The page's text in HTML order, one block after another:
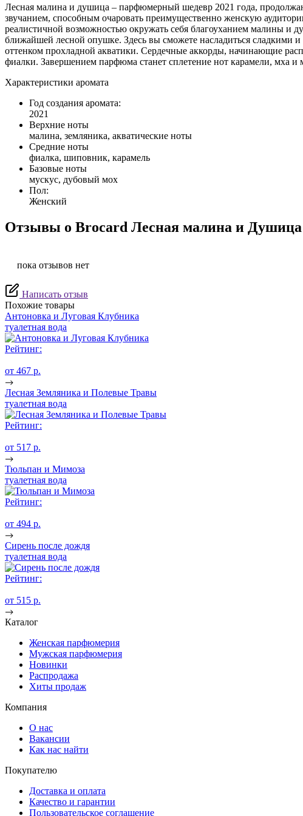
Лесная малина и душица – парфюмерный шедевр 2021 года,
звучанием, способным очаровать преимущественно женскую
реалистичной возможностью окружать себя благоуханием малины и
ближайшей лесной опушке. Здесь вы сможете насладиться
оттенком прохладной акватики. Сердечные аккорды, начинающие
фиалки. Завершением парфюма станет сплетение нот карамели, мха и
Характеристики аромата
Год создания аромата:
2021
Верхние ноты
малина, земляника, акватические ноты
Средние ноты
фиалка, шиповник, карамель
Базовые ноты
мускус, дубовый мох
Пол:
Женский
Отзывы о Brocard Лесная малина и Душица
пока отзывов нет
Написать отзыв
Похожие товары
Антоновка и Луговая Клубника
туалетная вода
Рейтинг:
от 467 p.
Лесная Земляника и Полевые Травы
туалетная вода
Рейтинг:
от 517 p.
Тюльпан и Мимоза
туалетная вода
Рейтинг:
от 494 p.
Сирень после дождя
туалетная вода
Рейтинг:
от 515 p.
Каталог
Женская парфюмерия
Мужская парфюмерия
Новинки
Распродажа
Хиты продаж
Компания
О нас
Вакансии
Как нас найти
Покупателю
Доставка и оплата
Качество и гарантии
Пользовательское соглашение